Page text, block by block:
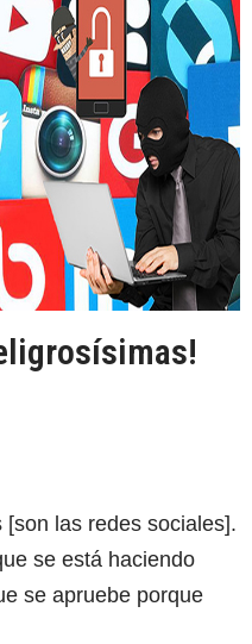
[son las redes sociales].
se está haciendo
se apruebe porque